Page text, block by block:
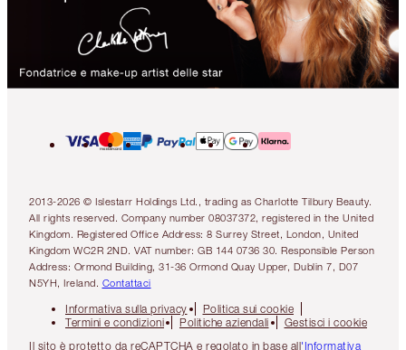
2013-2026 © Islestarr Holdings Ltd., trading as Charlotte Tilbury Beauty.
All rights reserved. Company number 08037372, registered in the United
Kingdom. Registered Office Address: 8 Surrey Street, London, United
Kingdom WC2R 2ND. VAT number: GB 144 0736 30. Responsible Person
Address: Ormond Building, 31-36 Ormond Quay Upper, Dublin 7, D07
N5YH, Ireland. Contattaci
Informativa sulla privacy
Politica sui cookie
Termini e condizioni
Politiche aziendali
Gestisci i cookie
Il sito è protetto da reCAPTCHA e regolato in base all'Informativa